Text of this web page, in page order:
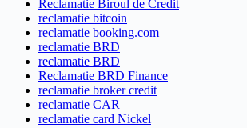
Reclamatie Biroul de Credit
reclamatie bitcoin
reclamatie booking.com
reclamatie BRD
reclamatie BRD
Reclamatie BRD Finance
reclamatie broker credit
reclamatie CAR
reclamatie card Nickel